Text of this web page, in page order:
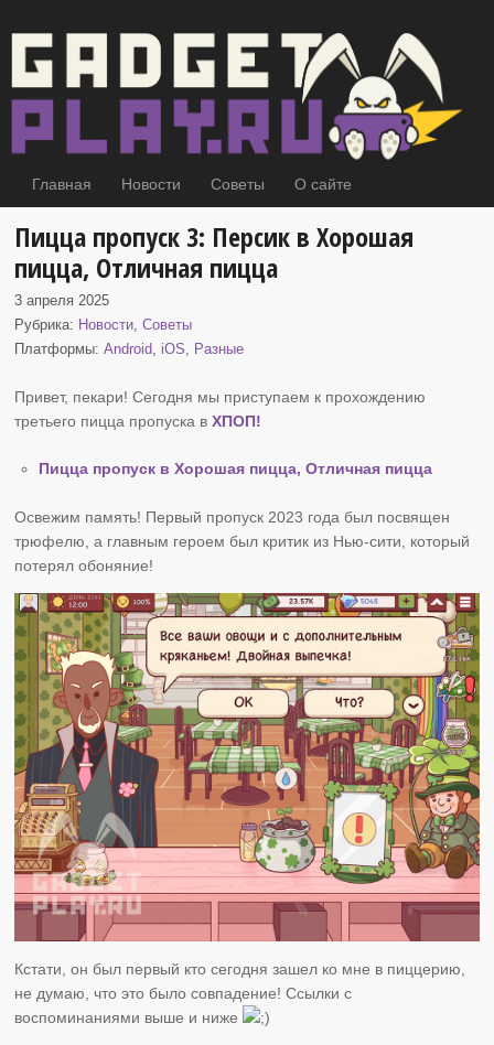
Главная Новости Советы О сайте
Пицца пропуск 3: Персик в Хорошая
пицца, Отличная пицца
3 апреля 2025
Рубрика: Новости,Советы
Платформы:Android, iOS, Разные
Привет, пекари! Сегодня мы приступаем к прохождению
третьего пицца пропуска вХПОП!
Пицца пропуск в Хорошая пицца, Отличная пицца
Освежим память! Первый пропуск 2023 года был посвящен
трюфелю, а главным героем был критик из Нью-сити, который
потерял обоняние!
Кстати, он был первый кто сегодня зашел ко мне в пиццерию,
не думаю, что это было совпадение! Ссылки с
воспоминаниями выше и ниже